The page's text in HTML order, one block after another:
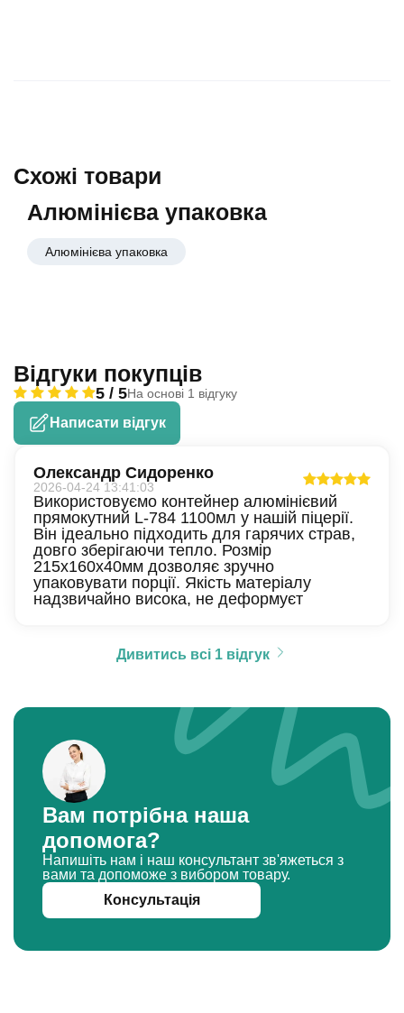
Схожі товари
Алюмінієва упаковка
Алюмінієва упаковка
Відгуки покупців
5 / 5На основі 1 відгуку
Написати відгук
Олександр Сидоренко
2026-04-24 13:41:03
Використовуємо контейнер алюмінієвий
прямокутний L-784 1100мл у нашій піцерії.
Він ідеально підходить для гарячих страв,
довго зберігаючи тепло. Розмір
215x160x40мм дозволяє зручно
упаковувати порції. Якість матеріалу
надзвичайно висока, не деформуєт
Дивитись всі 1 відгук
Вам потрібна наша
допомога?
Напишіть нам і наш консультант зв'яжеться з
вами та допоможе з вибором товару.
Консультація